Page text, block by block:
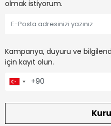
olmak istiyorum.
Kampanya, duyuru ve
için kayıt olun.